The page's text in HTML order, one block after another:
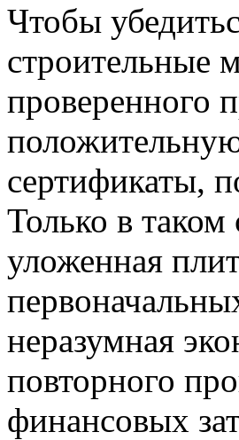
Чтобы
строительные
проверенного
сертификаты,
Только в таком
уложенная
неразумная
повторного
финансовых